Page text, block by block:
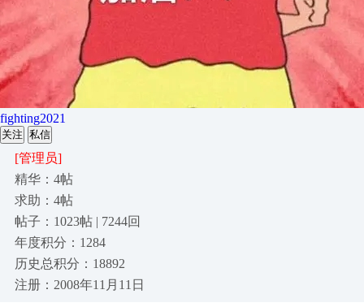
fighting2021
关注 私信
[管理员]
精华：4帖
求助：4帖
帖子：1023帖 | 7244回
年度积分：1284
历史总积分：18892
注册：2008年11月11日